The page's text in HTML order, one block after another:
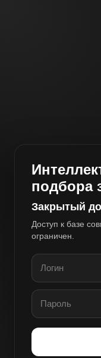
подбора
Закрытый
Доступ к базе
ограничен.